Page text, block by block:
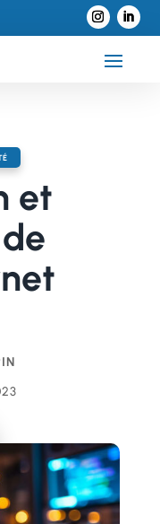
et